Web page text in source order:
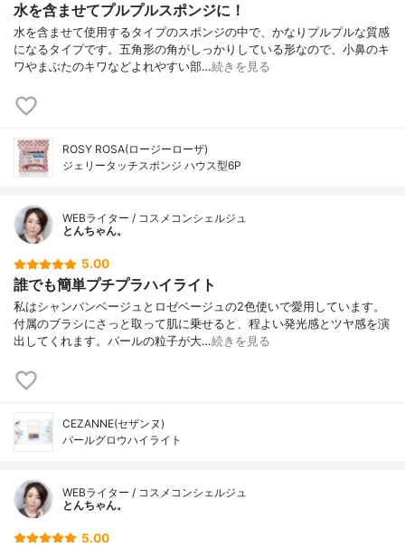
水を含ませてプルプルスポンジに！
水を含ませて使用するタイプのスポンジの中で、かなりプルプルな質感
になるタイプです。五角形の角がしっかりしている形なので、小鼻のキ
ワやまぶたのキワなどよれやすい部…続きを見る
ROSY ROSA(ロージーローザ)
ジェリータッチスポンジ ハウス型6P
WEBライター / コスメコンシェルジュ
とんちゃん。
5.00
誰でも簡単プチプラハイライト
私はシャンパンベージュとロゼベージュの2色使いで愛用しています。
付属のブラシにさっと取って肌に乗せると、程よい発光感とツヤ感を演
出してくれます。パールの粒子が大…続きを見る
CEZANNE(セザンヌ)
パールグロウハイライト
WEBライター / コスメコンシェルジュ
とんちゃん。
5.00